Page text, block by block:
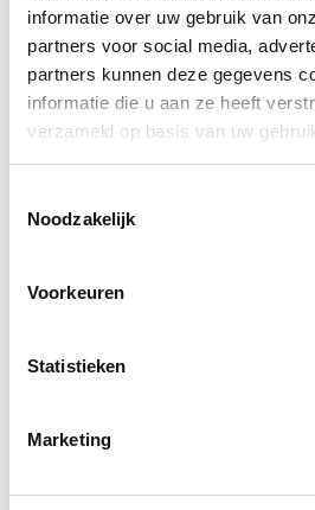
informatie over uw gebruik van
partners voor social media,
partners kunnen deze gegevens
informatie die u aan ze heeft
verzameld op basis van uw
Noodzakelijk
Voorkeuren
Statistieken
Marketing
Info Stuks